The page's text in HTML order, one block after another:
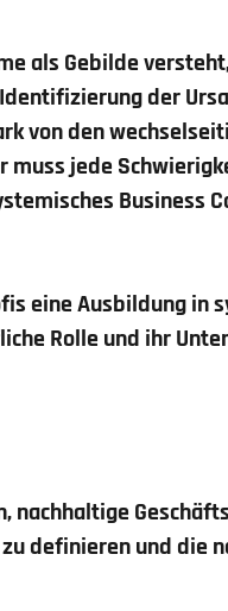
als Gebilde
der
von den
muss jede
Business
eine Ausbildung in
Rolle und ihr
nachhaltige
definieren und die